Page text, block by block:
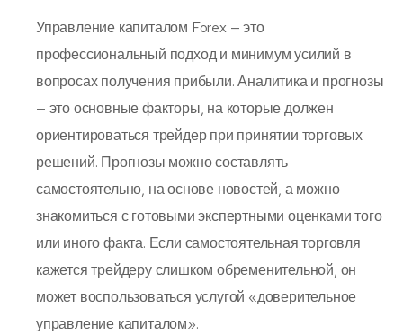
Управление капиталом Forex — это
профессиональный подход и минимум усилий в
вопросах получения прибыли. Аналитика и прогнозы
— это основные факторы, на которые должен
ориентироваться трейдер при принятии торговых
решений. Прогнозы можно составлять
самостоятельно, на основе новостей, а можно
знакомиться с готовыми экспертными оценками того
или иного факта. Если самостоятельная торговля
кажется трейдеру слишком обременительной, он
может воспользоваться услугой «доверительное
управление капиталом».